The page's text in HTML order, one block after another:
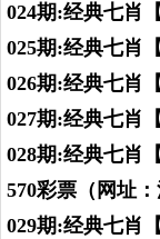
024期:经典七肖
025期:经典七肖
026期:经典七肖
027期:经典七肖【
028期:经典七肖
570彩票（网址
029期:经典七肖